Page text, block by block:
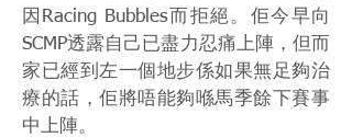
因Racing Bubbles而拒絕。佢今早向
SCMP透露自己已盡力忍痛上陣，但而
家已經到左一個地步係如果無足夠治
療的話，佢將唔能夠喺馬季餘下賽事
中上陣。